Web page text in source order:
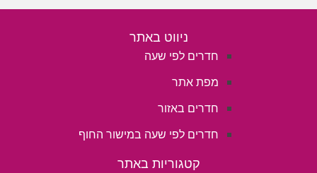
ניווט באתר
חדרים לפי שעה
מפת אתר
חדרים באזור
חדרים לפי שעה במישור החוף
קטגוריות באתר